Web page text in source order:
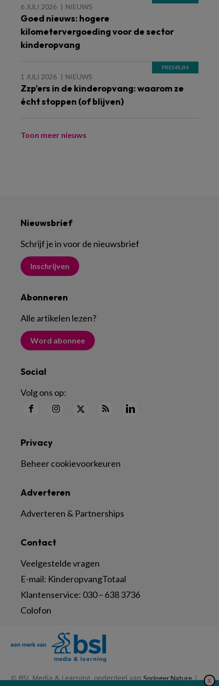
6 JULI 2026 NIEUWS
Goed nieuws: hogere
kilometervergoeding voor de sector
kinderopvang
1 JULI 2026 NIEUWS
Zzp’ers in de kinderopvang: waarom ze
écht stoppen (of blijven)
Toon meer nieuws
Nieuwsbrief
Schrijf je in voor de nieuwsbrief
Inschrijven
Abonneren
Alle artikelen lezen?
Word abonnee
Social
Volg ons op:
Contact
Veelgestelde vragen
E-mail: KinderopvangTotaal
Klantenservice: 030 – 638 3736
Colofon
Adverteren
Adverteren & Partnerships
Privacy
Beheer cookievoorkeuren
© BSL Media & Learning, onderdeel vanSpringer Nature| X